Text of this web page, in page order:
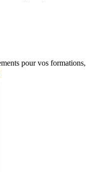
pour vos formations,